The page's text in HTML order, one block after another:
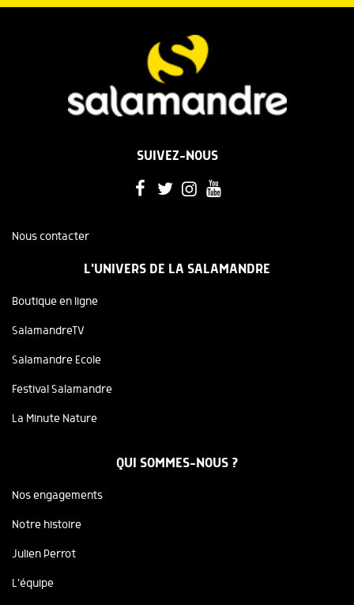
SUIVEZ-NOUS
Nous contacter
L'UNIVERS DE LA SALAMANDRE
Boutique en ligne
SalamandreTV
Salamandre Ecole
Festival Salamandre
La Minute Nature
QUI SOMMES-NOUS ?
Nos engagements
Notre histoire
Julien Perrot
L'équipe